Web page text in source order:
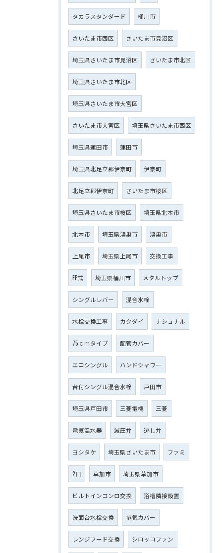
タカラスタンダード 桶川市
さいたま市西区 さいたま市見沼区
埼玉県さいたま市見沼区 さいたま市北区
埼玉県さいたま市北区
埼玉県さいたま市大宮区
さいたま市大宮区 埼玉県さいたま市西区
埼玉県蓮田市 蓮田市
埼玉県北足立郡伊奈町 伊奈町
北足立郡伊奈町 さいたま市桜区
埼玉県さいたま市桜区 埼玉県北本市
北本市 埼玉県鴻巣市 鴻巣市
上尾市 埼玉県上尾市 交換工事
FF式 埼玉県桶川市 メタルトップ
シングルレバー 混合水栓
水栓交換工事 カクダイ ナショナル
75ｃｍタイプ 配管カバー
エコシングル ハンドシャワー
台付シングル混合水栓 戸田市
埼玉県戸田市 三菱電機 三菱
電気温水器 減圧弁 逃し弁
ヨシタケ 埼玉県さいたま市 ファミ
2口 草加市 埼玉県草加市
ビルトインコンロ交換 浴槽隣接設置
洗面台水栓交換 排気カバー
レンジフード交換 シロッコファン